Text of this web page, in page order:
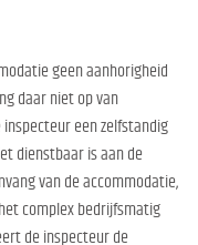
geen aanhorigheid
daar niet op van
een zelfstandig
dienstbaar is aan de
van de accommodatie,
complex bedrijfsmatig
de inspecteur de